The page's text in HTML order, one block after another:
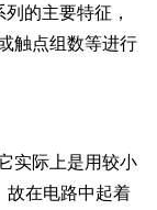
的主要特征，
触点组数等进行
实际上是用较小
故在电路中起着